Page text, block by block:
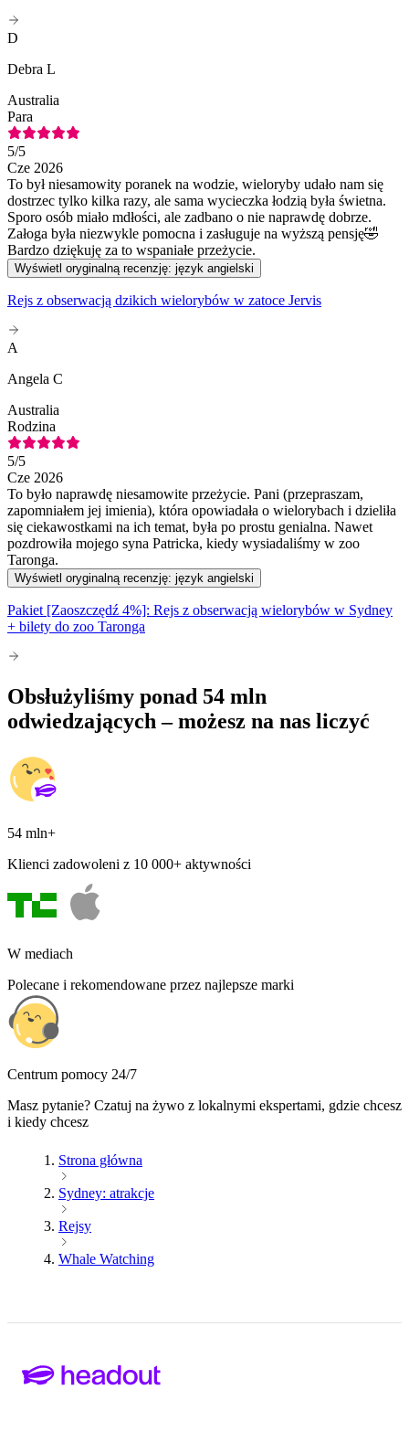
D
Debra L
Australia
Para
5/5
Cze 2026
To był niesamowity poranek na wodzie, wieloryby udało nam się
dostrzec tylko kilka razy, ale sama wycieczka łodzią była świetna.
Sporo osób miało mdłości, ale zadbano o nie naprawdę dobrze.
Załoga była niezwykle pomocna i zasługuje na wyższą pensję🤣
Bardzo dziękuję za to wspaniałe przeżycie.
Wyświetl oryginalną recenzję: język angielski
Rejs z obserwacją dzikich wielorybów w zatoce Jervis
A
Angela C
Australia
Rodzina
5/5
Cze 2026
To było naprawdę niesamowite przeżycie. Pani (przepraszam,
zapomniałem jej imienia), która opowiadała o wielorybach i dzieliła
się ciekawostkami na ich temat, była po prostu genialna. Nawet
pozdrowiła mojego syna Patricka, kiedy wysiadaliśmy w zoo
Taronga.
Wyświetl oryginalną recenzję: język angielski
Pakiet [Zaoszczędź 4%]: Rejs z obserwacją wielorybów w Sydney
+ bilety do zoo Taronga
Obsłużyliśmy ponad 54 mln
odwiedzających – możesz na nas liczyć
54 mln+
Klienci zadowoleni z 10 000+ aktywności
W mediach
Polecane i rekomendowane przez najlepsze marki
Centrum pomocy 24/7
Masz pytanie? Czatuj na żywo z lokalnymi ekspertami, gdzie chcesz
i kiedy chcesz
Strona główna
Sydney: atrakcje
Rejsy
Whale Watching